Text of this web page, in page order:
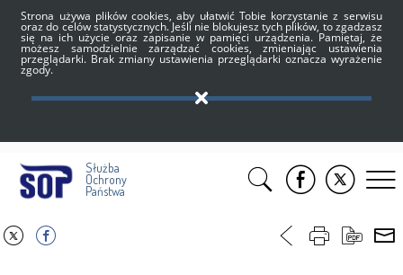
Strona używa plików cookies, aby ułatwić Tobie korzystanie z serwisu
oraz do celów statystycznych. Jeśli nie blokujesz tych plików, to zgadzasz
się na ich użycie oraz zapisanie w pamięci urządzenia. Pamiętaj, że
możesz samodzielnie zarządzać cookies, zmieniając ustawienia
przeglądarki. Brak zmiany ustawienia przeglądarki oznacza wyrażenie
zgody.
Służba
Ochrony
Państwa